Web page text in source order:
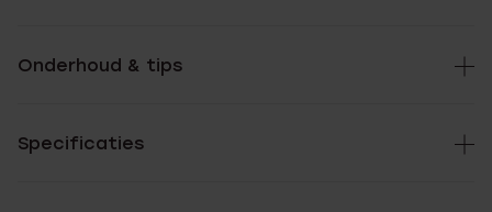
Onderhoud & tips
Specificaties